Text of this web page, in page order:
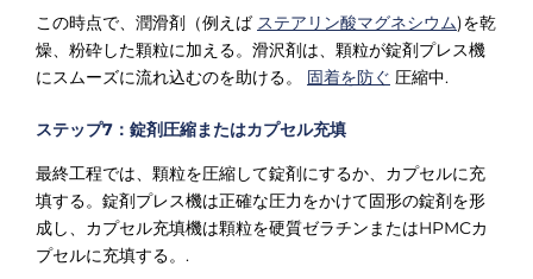
この時点で、潤滑剤（例えば ステアリン酸マグネシウム)を乾
燥、粉砕した顆粒に加える。滑沢剤は、顆粒が錠剤プレス機
にスムーズに流れ込むのを助ける。 固着を防ぐ 圧縮中.
ステップ7：錠剤圧縮またはカプセル充填
最終工程では、顆粒を圧縮して錠剤にするか、カプセルに充
填する。錠剤プレス機は正確な圧力をかけて固形の錠剤を形
成し、カプセル充填機は顆粒を硬質ゼラチンまたはHPMCカ
プセルに充填する。.